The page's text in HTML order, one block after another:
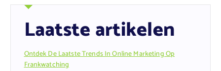
Laatste artikelen
Ontdek De Laatste Trends In Online Marketing Op
Frankwatching